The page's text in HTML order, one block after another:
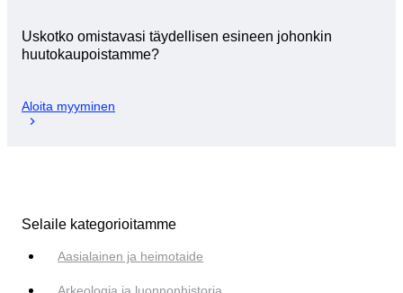
Uskotko omistavasi täydellisen esineen johonkin
huutokaupoistamme?
Aloita myyminen
Selaile kategorioitamme
Aasialainen ja heimotaide